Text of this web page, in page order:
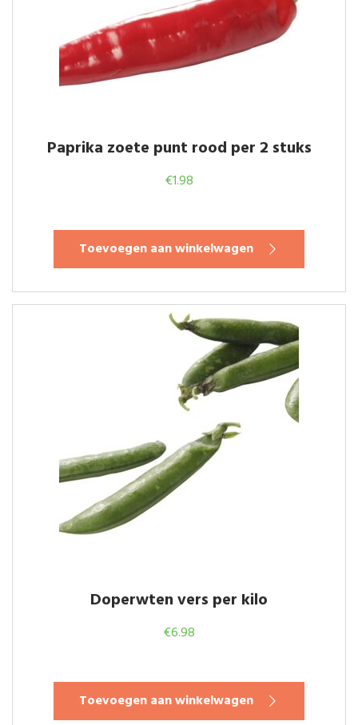
Paprika zoete punt rood per 2 stuks
€1.98
Toevoegen aan winkelwagen
Doperwten vers per kilo
€6.98
Toevoegen aan winkelwagen